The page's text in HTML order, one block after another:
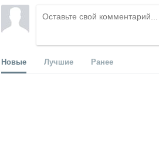
Новые Лучшие Ранее